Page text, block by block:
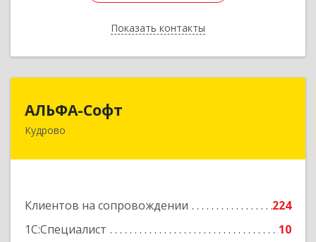
Показать контакты
Назад
АЛЬФА-Софт
Кудрово
Клиентов на сопровождении
224
1С:Специалист
10
188692, Ленинградская обл, Всеволожский м.р-
Подробнее